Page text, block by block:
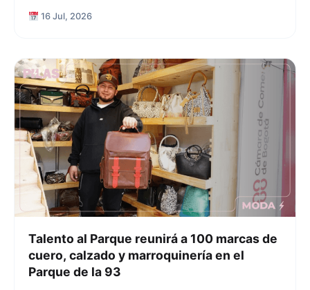
Bogotá
16 Jul, 2026
Talento al Parque reunirá a 100 marcas de
cuero, calzado y marroquinería en el
Parque de la 93